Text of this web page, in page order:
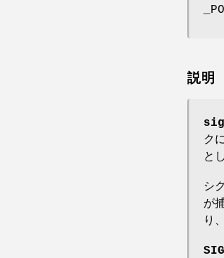
説明
ク
と
シ
が
り